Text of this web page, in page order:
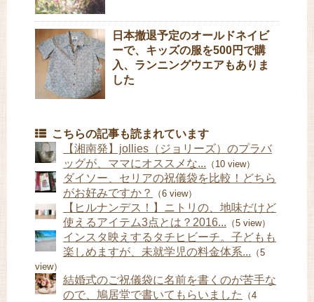
日本撤退予定のオールドネイビ
ーで、キッズの服を500円で購
入、ランニングウエアもありま
した
こちらの記事も読まれています
【湘南発】jollies（ジョリーズ）のプラバ
ッグが、ママにオススメな... （10 view）
ダイソー、セリアの祝儀袋を比較！どちら
がお好みですか？
（6 view）
【ヒルナンデス！】ニトリの、地味だけど
使えるアイテム3点とは？2016... （5 view）
インスタ映えするタチヒビーチ。子どもも
楽しめますが、未就学児の料金体系... （5
view）
結婚式のご祝儀袋に名前を書くのが苦手な
ので、鳩居堂で書いてもらいました
（4